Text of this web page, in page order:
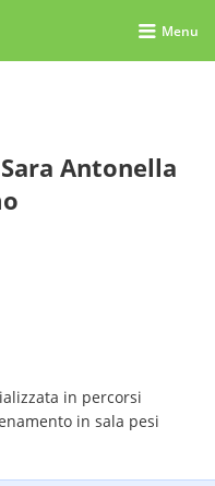
Menu
Antonella
in percorsi
in sala pesi